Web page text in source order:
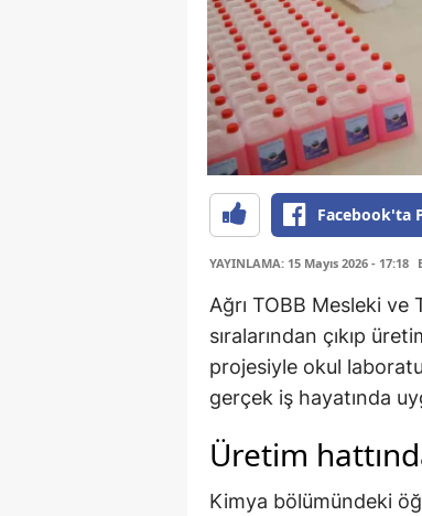
Facebook'ta
YAYINLAMA: 15 Mayıs 2026 - 17:18
Ağrı TOBB Mesleki
sıralarından çıkıp
projesiyle okul
gerçek iş hayatında
Üretim
Kimya bölümündeki